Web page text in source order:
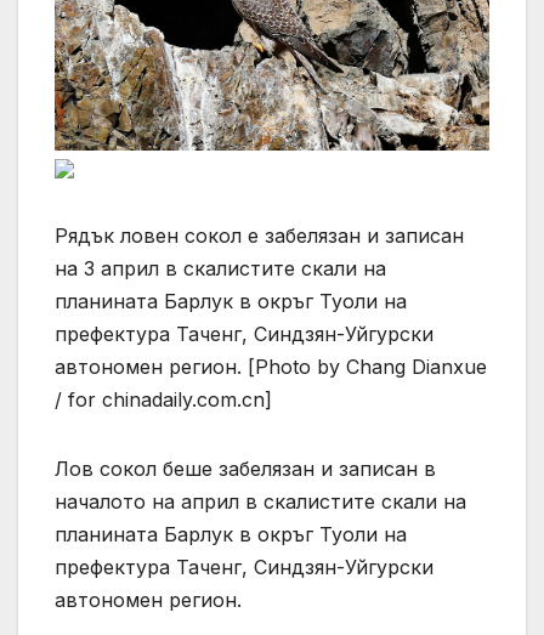
Рядък ловен сокол е забелязан и записан
на 3 април в скалистите скали на
планината Барлук в окръг Туоли на
префектура Таченг, Синдзян-Уйгурски
автономен регион. [Photo by Chang Dianxue
/ for chinadaily.com.cn]
Лов сокол беше забелязан и записан в
началото на април в скалистите скали на
планината Барлук в окръг Туоли на
префектура Таченг, Синдзян-Уйгурски
автономен регион.